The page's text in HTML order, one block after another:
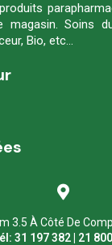
magasin. Soins
Bio, etc…
3.5 À Côté De
31 197 382 | 21